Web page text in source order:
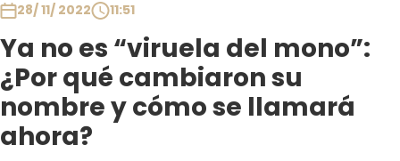
28/ 11/ 2022
11:51
Ya no es “viruela del mono”:
¿Por qué cambiaron su
nombre y cómo se llamará
ahora?
Plan Perfecto
El Tiempo
Sabingo
Todos Los Programas